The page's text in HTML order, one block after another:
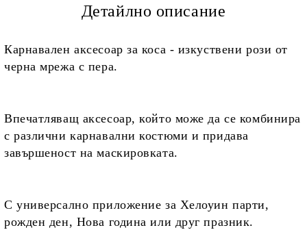
Детайлно описание
Карнавален аксесоар за коса - изкуствени рози от
черна мрежа с пера.
Впечатляващ аксесоар, който може да се комбинира
с различни карнавални костюми и придава
завършеност на маскировката.
С универсално приложение за Хелоуин парти,
рожден ден, Нова година или друг празник.